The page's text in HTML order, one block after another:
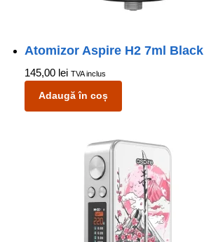
Atomizor Aspire H2 7ml Black
145,00 lei TVA inclus
Adaugă în coș